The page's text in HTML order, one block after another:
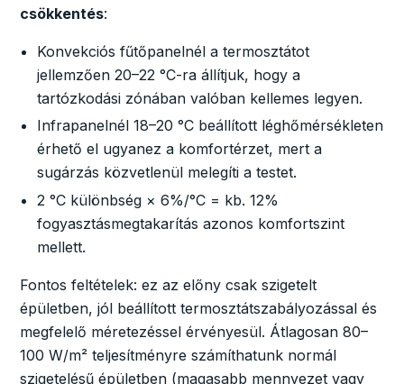
csökkentés:
Konvekciós fűtőpanelnél a termosztátot
jellemzően 20–22 °C-ra állítjuk, hogy a
tartózkodási zónában valóban kellemes legyen.
Infrapanelnél 18–20 °C beállított léghőmérsékleten
érhető el ugyanez a komfortérzet, mert a
sugárzás közvetlenül melegíti a testet.
2 °C különbség × 6%/°C = kb. 12%
fogyasztásmegtakarítás azonos komfortszint
mellett.
Fontos feltételek: ez az előny csak szigetelt
épületben, jól beállított termosztátszabályozással és
megfelelő méretezéssel érvényesül. Átlagosan 80–
100 W/m² teljesítményre számíthatunk normál
szigetelésű épületben (magasabb mennyezet vagy